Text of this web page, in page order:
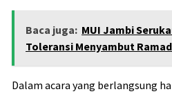
Baca juga: MUI Jambi
Toleransi Menyambut
Dalam acara yang berlangsung